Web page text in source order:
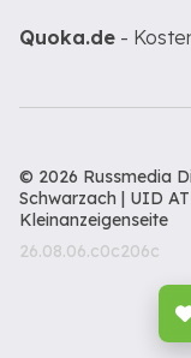
Quoka.de -
© 2026 Russmedia
Schwarzach | UID
Kleinanzeigenseite
26.08.06.c0c206c